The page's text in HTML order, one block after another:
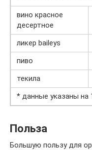
вино красное
десертное
ликер baileys
пиво
текила
* данные указаны на
Польза
Большую пользу для